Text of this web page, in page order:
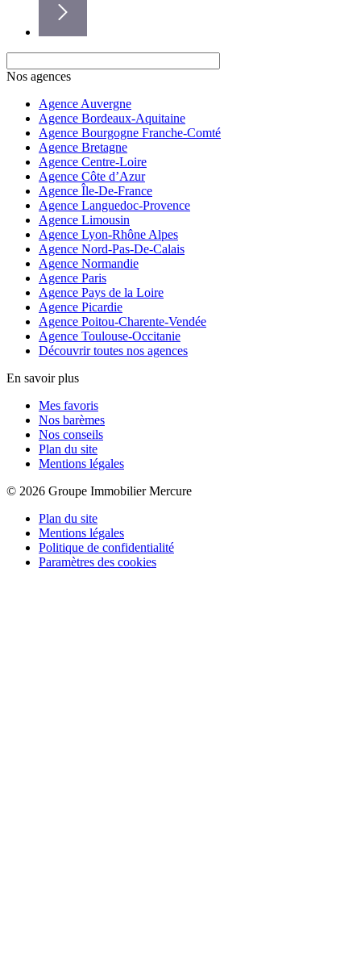
Nos agences
Agence Auvergne
Agence Bordeaux-Aquitaine
Agence Bourgogne Franche-Comté
Agence Bretagne
Agence Centre-Loire
Agence Côte d’Azur
Agence Île-De-France
Agence Languedoc-Provence
Agence Limousin
Agence Lyon-Rhône Alpes
Agence Nord-Pas-De-Calais
Agence Normandie
Agence Paris
Agence Pays de la Loire
Agence Picardie
Agence Poitou-Charente-Vendée
Agence Toulouse-Occitanie
Découvrir toutes nos agences
En savoir plus
Mes favoris
Nos barèmes
Nos conseils
Plan du site
Mentions légales
© 2026 Groupe Immobilier Mercure
Plan du site
Mentions légales
Politique de confidentialité
Paramètres des cookies